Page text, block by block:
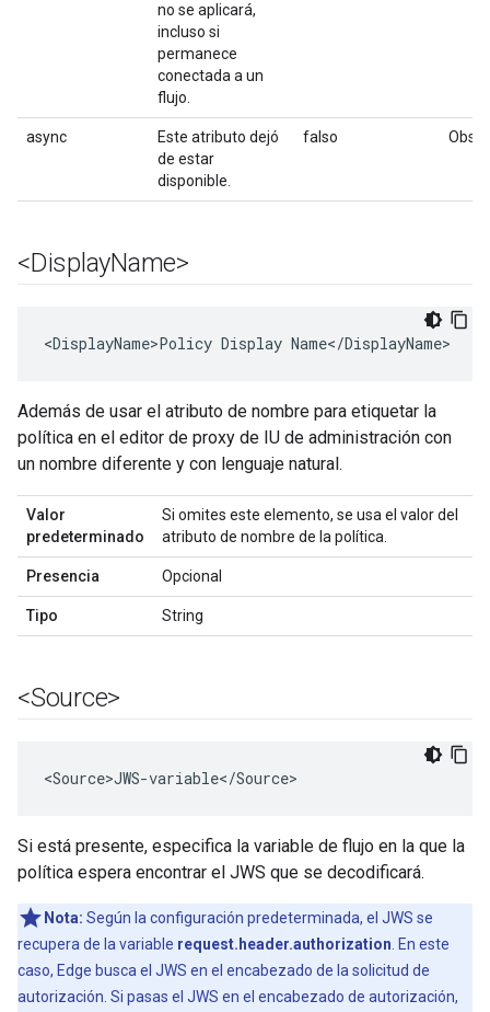
no se aplicará,
incluso si
permanece
conectada a un
flujo.
async
Este atributo dejó
de estar
disponible.
falso
<DisplayName>
<DisplayName>Policy Display Name</DisplayName>
Además de usar el atributo de nombre para etiquetar la
política en el editor de proxy de IU de administración con
un nombre diferente y con lenguaje natural.
Valor
predeterminado
Si omites este elemento, se usa el valor del
atributo de nombre de la política.
Presencia Opcional
Tipo String
<Source>
<Source>JWS-variable</Source>
Si está presente, especifica la variable de flujo en la que la
política espera encontrar el JWS que se decodificará.
Nota: Según la configuración predeterminada, el JWS se
recupera de la variable request.header.authorization . En este
caso, Edge busca el JWS en el encabezado de la solicitud de
autorización. Si pasas el JWS en el encabezado de autorización,